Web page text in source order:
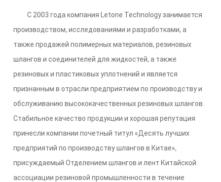
С 2003 года компания Letone Technology занимается
производством, исследованиями и разработками, а
также продажей полимерных материалов, резиновых
шлангов и соединителей для жидкостей, а также
резиновых и пластиковых уплотнений и является
признанным в отрасли предприятием по производству и
обслуживанию высококачественных резиновых шлангов.
Стабильное качество продукции и хорошая репутация
принесли компании почетный титул «Десять лучших
предприятий по производству шлангов в Китае»,
присуждаемый Отделением шлангов и лент Китайской
ассоциации резиновой промышленности в течение